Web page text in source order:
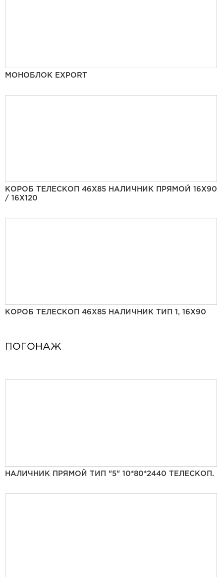
МОНОБЛОК EXPORT
КОРОБ ТЕЛЕСКОП 46Х85 НАЛИЧНИК ПРЯМОЙ 16Х90
/ 16Х120
КОРОБ ТЕЛЕСКОП 46Х85 НАЛИЧНИК ТИП 1, 16Х90
ПОГОНАЖ
НАЛИЧНИК ПРЯМОЙ ТИП "5" 10*80*2440 ТЕЛЕСКОП.